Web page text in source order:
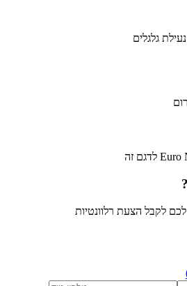
?
לקבל הצעת רלוונטיות